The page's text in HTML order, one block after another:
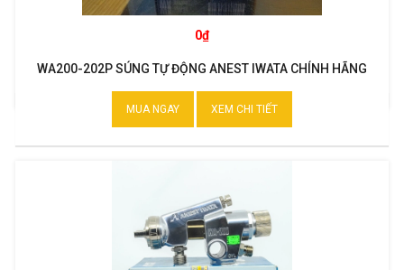
0₫
WA200-202P SÚNG TỰ ĐỘNG ANEST IWATA CHÍNH HÃNG
MUA NGAY XEM CHI TIẾT